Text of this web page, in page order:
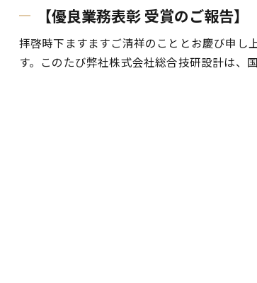
【優良業務表彰 受賞のご報告】
拝啓時下ますますご清祥のこととお慶び申し
す。このたび弊社株式会社総合技研設計は、